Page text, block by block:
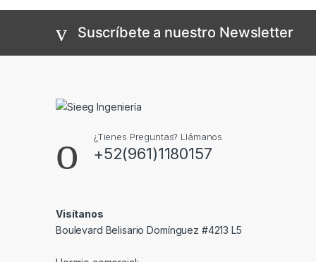
Suscríbete a nuestro Newsletter
¿Tienes Preguntas? Llámanos
+52(961)1180157
Visítanos
Boulevard Belisario Domínguez #4213 L5